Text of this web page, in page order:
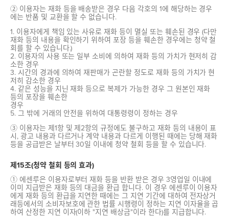
② 이용자는 재화 등을 배송받은 경우 다음 각호의 1에 해당하는 경우
에는 반품 및 교환을 할 수 없습니다.
1. 이용자에게 책임 있는 사유로 재화 등이 멸실 또는 훼손된 경우 (다만
재화 등의 내용을 확인하기 위하여 포장 등을 훼손한 경우에는 청약 철
회를 할 수 있습니다.)
2. 이용자의 사용 또는 일부 소비에 의하여 재화 등의 가치가 현저히 감
소한 경우
3. 시간의 경과에 의하여 재판매가 곤란할 정도로 재화 등의 가치가 현
저히 감소한 경우
4. 같은 성능을 지닌 재화 등으로 복제가 가능한 경우 그 원본인 재화
등의 포장을 훼손한
경우
5. 그 밖에 거래의 안전을 위하여 대통령령이 정하는 경우
③ 이용자는 제1항 및 제2항의 규정에도 불구하고 재화 등의 내용이 표
시, 광고 내용과 다르거나 계약 내용과 다르게 이행된 때에는 당해 재화
등을 공급받은 날부터 30일 이내에 청약 철회 등을 할 수 있습니다.
제15조(청약 철회 등의 효과)
① 에센루은 이용자로부터 재화 등을 반환 받은 경우 3영업일 이내에
이미 지급받은 재화 등의 대금을 환급 합니다. 이 경우 에센루이 이용자
에게 재화 등의 환급을 지연한 때에는 그 지연 기간에 대하여 전자상거
래등에서의 소비자보호에 관한 법률 시행령이 정하는 지연 이자율을 곱
하여 산정한 지연 이자(이하 "지연 배상금"이라 한다)를 지급합니다.